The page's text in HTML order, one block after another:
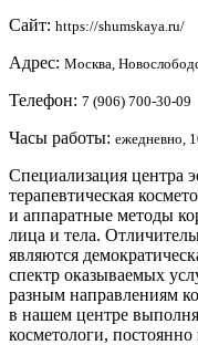
Сайт: https://shumskaya.ru/
Адрес: Москва,
Телефон: 7 (906) 700-30-09
Часы работы: ежедневно,
Специализация центра
терапевтическая
и аппаратные методы
лица и тела.
являются
спектр оказываемых
разным направлениям
в нашем центре
косметологи,